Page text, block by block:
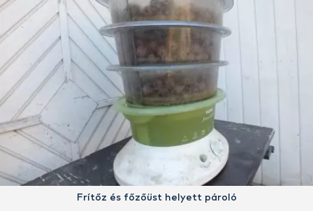
Frítőz és főzőüst helyett pároló